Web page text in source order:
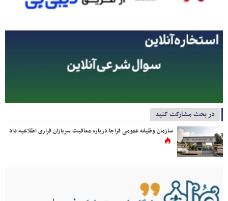
در بحث مشارکت کنید
سازمان وظیفه عمومی فراجا درباره معافیت سربازان فراری اطلاعیه داد